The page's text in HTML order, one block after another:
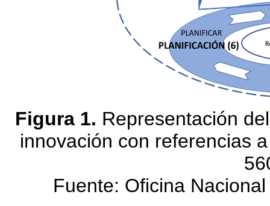
Figura 1. Representación
innovación con referencias
Fuente: Oficina